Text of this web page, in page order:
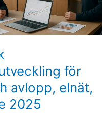
för
avlopp, elnät,
2025